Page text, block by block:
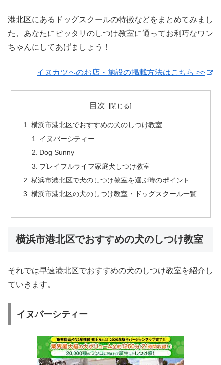
港北区にあるドッグスクールの特徴などをまとめてみまし
た。あなたにピッタリのしつけ教室に通ってお利巧なワン
ちゃんにしてあげましょう！
イヌカツへのお店・施設の掲載方法はこちら >>
目次
横浜市港北区でおすすめの犬のしつけ教室
イヌバーシティー
Dog Sunny
プレイフルライフ家庭犬しつけ教室
横浜市港北区で犬のしつけ教室を選ぶ時のポイント
横浜市港北区の犬のしつけ教室・ドッグスクール一覧
横浜市港北区でおすすめの犬のしつけ教室
それでは早速港北区でおすすめの犬のしつけ教室を紹介し
ていきます。
イヌバーシティー